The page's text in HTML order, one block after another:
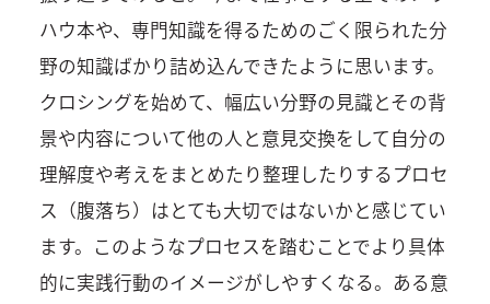
ハウ本や、専門知識を得るためのごく限られた分
野の知識ばかり詰め込んできたように思います。
クロシングを始めて、幅広い分野の見識とその背
景や内容について他の人と意見交換をして自分の
理解度や考えをまとめたり整理したりするプロセ
ス（腹落ち）はとても大切ではないかと感じてい
ます。このようなプロセスを踏むことでより具体
的に実践行動のイメージがしやすくなる。ある意